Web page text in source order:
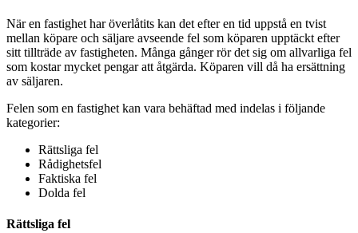
När en fastighet har överlåtits kan det efter en tid uppstå en tvist
mellan köpare och säljare avseende fel som köparen upptäckt efter
sitt tillträde av fastigheten. Många gånger rör det sig om allvarliga fel
som kostar mycket pengar att åtgärda. Köparen vill då ha ersättning
av säljaren.
Felen som en fastighet kan vara behäftad med indelas i följande
kategorier:
Rättsliga fel
Rådighetsfel
Faktiska fel
Dolda fel
Rättsliga fel